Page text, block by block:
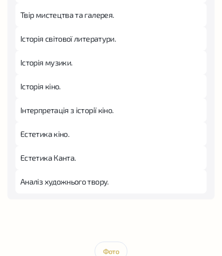
Твір мистецтва та галерея.
Історія світової литератури.
Історія музики.
Історія кіно.
Інтерпретація з історії кіно.
Естетика кіно.
Естетика Канта.
Аналіз художнього твору.
Фото